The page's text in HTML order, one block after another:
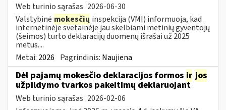
Web turinio sąrašas 2026-06-30
Valstybinė mokesčių inspekcija (VMI) informuoja, kad
internetinėje svetainėje jau skelbiami metinių gyventojų
(šeimos) turto deklaracijų duomenų išrašai už 2025
metus....
Metai: 2026 Pagrindinis: Naujiena
Dėl pajamų mokesčio deklaracijos formos ir jos
užpildymo tvarkos pakeitimų deklaruojant
Web turinio sąrašas 2026-02-06